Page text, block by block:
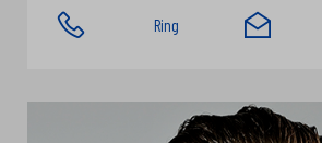
Ring